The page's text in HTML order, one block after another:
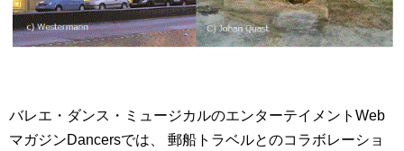
バレエ・ダンス・ミュージカルのエンターテイメントWeb
マガジンDancersでは、 郵船トラベルとのコラボレーショ